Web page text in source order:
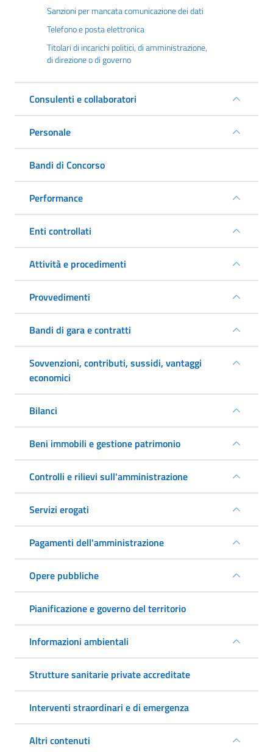
Sanzioni per mancata comunicazione dei dati
Telefono e posta elettronica
Titolari di incarichi politici, di amministrazione,
di direzione o di governo
Consulenti e collaboratori
Personale
Bandi di Concorso
Performance
Enti controllati
Attività e procedimenti
Provvedimenti
Bandi di gara e contratti
Sovvenzioni, contributi, sussidi, vantaggi
economici
Bilanci
Beni immobili e gestione patrimonio
Controlli e rilievi sull'amministrazione
Servizi erogati
Pagamenti dell'amministrazione
Opere pubbliche
Pianificazione e governo del territorio
Informazioni ambientali
Strutture sanitarie private accreditate
Interventi straordinari e di emergenza
Altri contenuti